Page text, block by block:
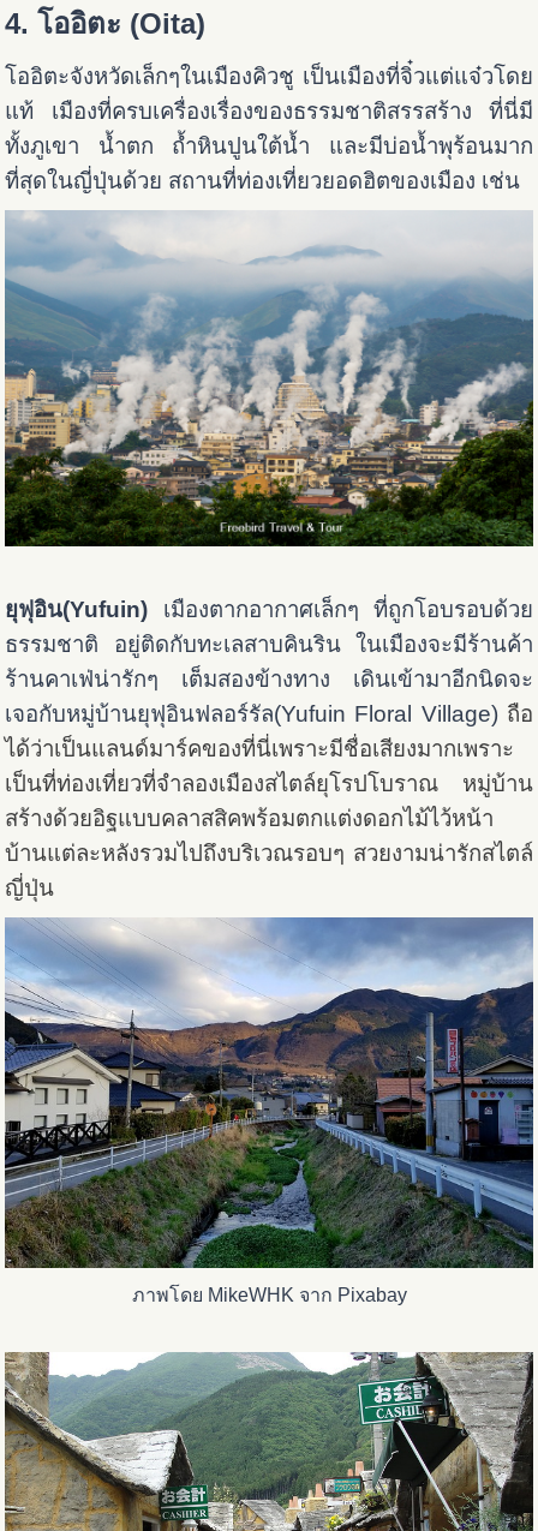
4. โออิตะ (Oita)
โออิตะจังหวัดเล็กๆในเมืองคิวชู เป็นเมืองที่จิ๋วแต่แจ๋วโดย
แท้ เมืองที่ครบเครื่องเรื่องของธรรมชาติสรรสร้าง ที่นี่มี
ทั้งภูเขา น้ำตก ถ้ำหินปูนใต้น้ำ และมีบ่อน้ำพุร้อนมาก
ที่สุดในญี่ปุ่นด้วย สถานที่ท่องเที่ยวยอดฮิตของเมือง เช่น
ยุฟุอิน(Yufuin) เมืองตากอากาศเล็กๆ ที่ถูกโอบรอบด้วย
ธรรมชาติ อยู่ติดกับทะเลสาบคินริน ในเมืองจะมีร้านค้า
ร้านคาเฟ่น่ารักๆ เต็มสองข้างทาง เดินเข้ามาอีกนิดจะ
เจอกับหมู่บ้านยุฟุอินฟลอร์รัล(Yufuin Floral Village) ถือ
ได้ว่าเป็นแลนด์มาร์คของที่นี่เพราะมีชื่อเสียงมากเพราะ
เป็นที่ท่องเที่ยวที่จำลองเมืองสไตล์ยุโรปโบราณ หมู่บ้าน
สร้างด้วยอิฐแบบคลาสสิคพร้อมตกแต่งดอกไม้ไว้หน้า
บ้านแต่ละหลังรวมไปถึงบริเวณรอบๆ สวยงามน่ารักสไตล์
ญี่ปุ่น
ภาพโดย MikeWHK จาก Pixabay